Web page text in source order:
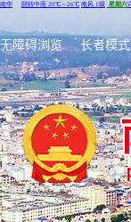
无障碍浏览 长者模式